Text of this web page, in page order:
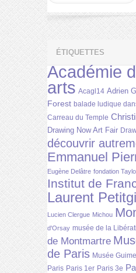
ÉTIQUETTES
Académie
arts Acagl14 Adrien
Forest balade ludique
Carreau du Temple
Drawing Now Art Fair
découvrir
Emmanuel
Eugène Delâtre fondation
Institut de
Laurent
Lucien Clergue Michou
d'Orsay musée de la
de Montmartre
de Paris Musée
Paris Paris 1er Paris 3e